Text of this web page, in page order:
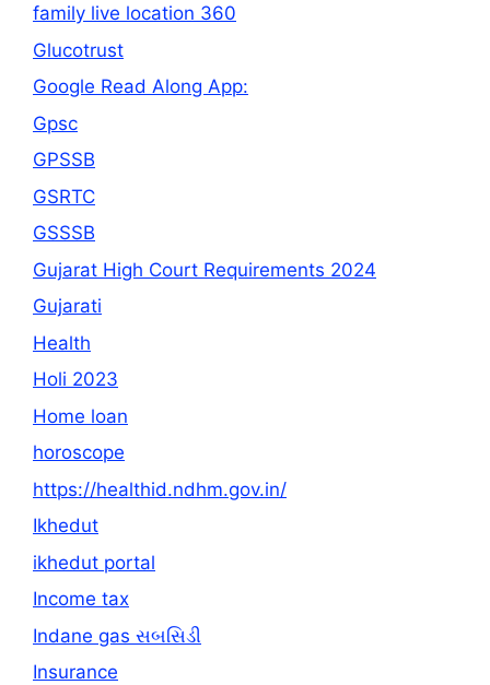
family live location 360
Glucotrust
Google Read Along App:
Gpsc
GPSSB
GSRTC
GSSSB
Gujarat High Court Requirements 2024
Gujarati
Health
Holi 2023
Home loan
horoscope
https://healthid.ndhm.gov.in/
Ikhedut
ikhedut portal
Income tax
Indane gas સબસિડી
Insurance